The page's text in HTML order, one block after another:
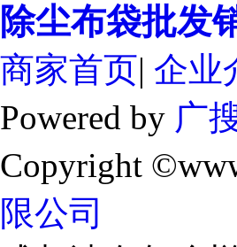
除尘布袋批发
商家首页| 企业
Powered by 广
Copyright
限公司